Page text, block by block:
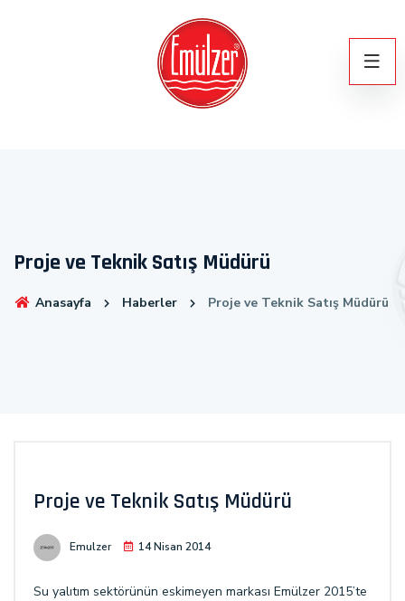
Proje ve Teknik Satış Müdürü
Anasayfa Haberler Proje ve Teknik Satış Müdürü
Proje ve Teknik Satış Müdürü
Emulzer 14 Nisan 2014
Su yalıtım sektörünün eskimeyen markası Emülzer 2015’te